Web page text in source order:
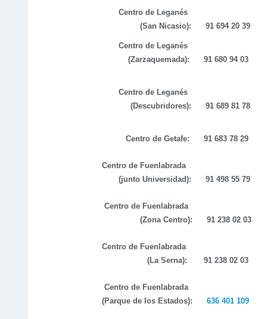
Centro de Leganés
(San Nicasio): 91 694 20 39
Centro de Leganés
(Zarzaquemada): 91 680 94 03
Centro de Leganés
(Descubridores): 91 689 81 78
Centro de Getafe: 91 683 78 29
Centro de Fuenlabrada
(junto Universidad): 91 498 55 79
Centro de Fuenlabrada
(Zona Centro): 91 238 02 03
Centro de Fuenlabrada
(La Serna): 91 238 02 03
Centro de Fuenlabrada
(Parque de los Estados): 636 401 109